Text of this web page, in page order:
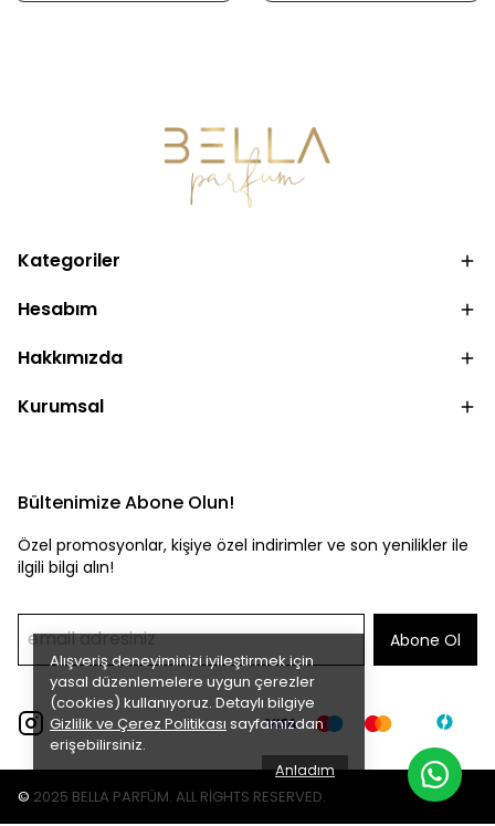
Alışveriş deneyiminizi iyileştirmek için
yasal düzenlemelere uygun çerezler
(cookies) kullanıyoruz. Detaylı bilgiye
Gizlilik ve Çerez Politikası sayfamızdan
erişebilirsiniz.
Anladım
Kategoriler
Hesabım
Hakkımızda
Kurumsal
Bültenimize Abone Olun!
Özel promosyonlar, kişiye özel indirimler ve son yenilikler ile
ilgili bilgi alın!
Abone Ol
© 2025 BELLA PARFÜM. ALL RİGHTS RESERVED.